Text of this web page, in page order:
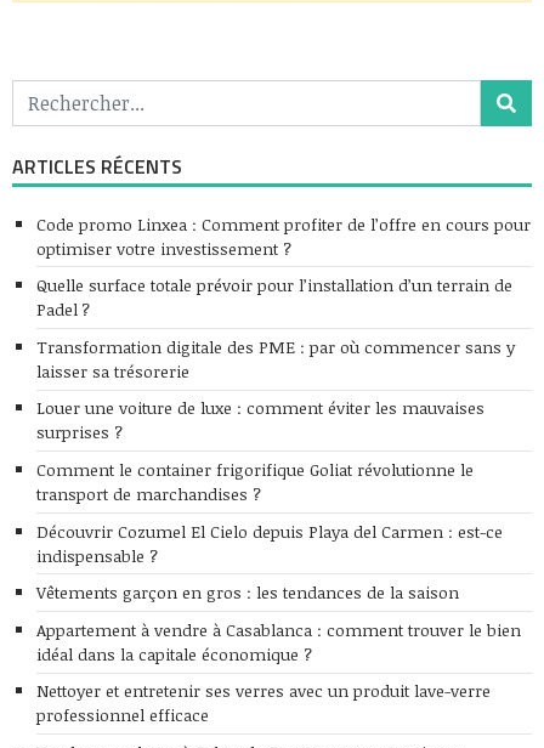
ARTICLES RÉCENTS
Code promo Linxea : Comment profiter de l’offre en cours pour
optimiser votre investissement ?
Quelle surface totale prévoir pour l’installation d’un terrain de
Padel ?
Transformation digitale des PME : par où commencer sans y
laisser sa trésorerie
Louer une voiture de luxe : comment éviter les mauvaises
surprises ?
Comment le container frigorifique Goliat révolutionne le
transport de marchandises ?
Découvrir Cozumel El Cielo depuis Playa del Carmen : est-ce
indispensable ?
Vêtements garçon en gros : les tendances de la saison
Appartement à vendre à Casablanca : comment trouver le bien
idéal dans la capitale économique ?
Nettoyer et entretenir ses verres avec un produit lave-verre
professionnel efficace